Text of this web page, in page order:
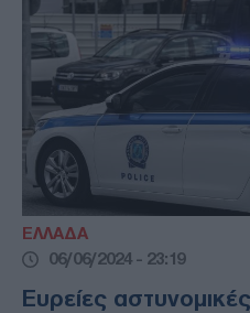
ΕΛΛΑΔΑ
06/06/2024 - 23:19
Ευρείες